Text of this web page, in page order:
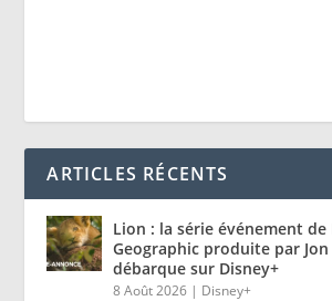
ARTICLES RÉCENTS
Lion : la série événement
Geographic produite par Jon
débarque sur Disney+
8 Août 2026 | Disney+